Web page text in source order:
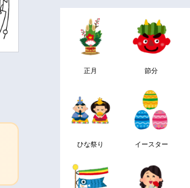
正月 節分
ひな祭り イースター